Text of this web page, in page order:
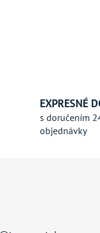
EXPRESNÉ
s doručením
objednávky